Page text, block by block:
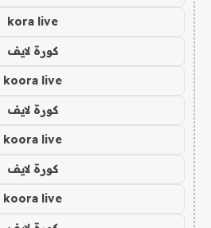
kora live
كورة لايف
koora live
كورة لايف
koora live
كورة لايف
koora live